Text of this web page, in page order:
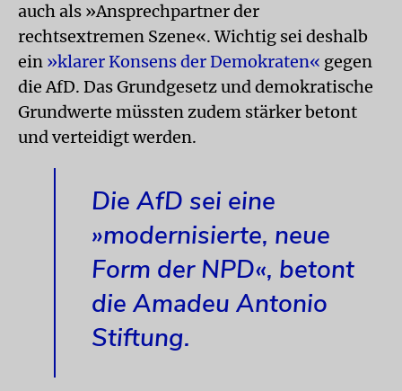
auch als »Ansprechpartner der
rechtsextremen Szene«. Wichtig sei deshalb
ein »klarer Konsens der Demokraten« gegen
die AfD. Das Grundgesetz und demokratische
Grundwerte müssten zudem stärker betont
und verteidigt werden.
Die AfD sei eine
»modernisierte, neue
Form der NPD«, betont
die Amadeu Antonio
Stiftung.